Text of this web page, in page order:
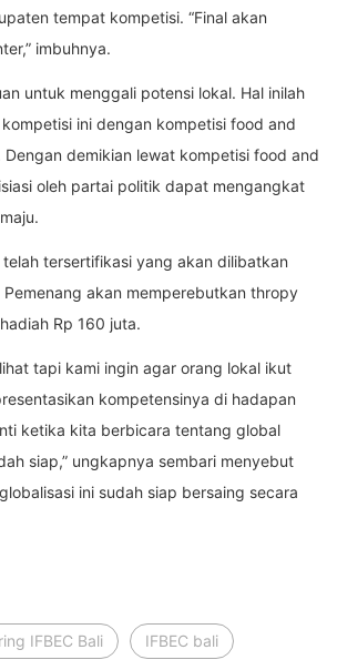
tempat kompetisi. “Final akan
imbuhnya.
untuk menggali potensi lokal. Hal inilah
ini dengan kompetisi food and
demikian lewat kompetisi food and
oleh partai politik dapat mengangkat
tersertifikasi yang akan dilibatkan
akan memperebutkan thropy
Rp 160 juta.
tapi kami ingin agar orang lokal ikut
kompetensinya di hadapan
ketika kita berbicara tentang global
siap,” ungkapnya sembari menyebut
ini sudah siap bersaing secara
IFBEC Bali IFBEC bali